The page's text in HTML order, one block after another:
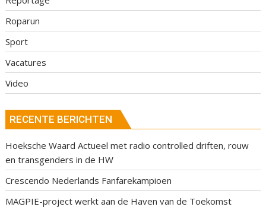
Roparun
Sport
Vacatures
Video
RECENTE BERICHTEN
Hoeksche Waard Actueel met radio controlled driften, rouw
en transgenders in de HW
Crescendo Nederlands Fanfarekampioen
MAGPIE-project werkt aan de Haven van de Toekomst